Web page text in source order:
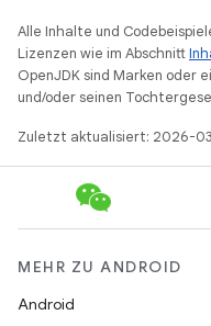
Alle Inhalte und
Lizenzen wie im Abschnitt
OpenJDK sind Marken oder
und/oder seinen
Zuletzt aktualisiert: 2026-
MEHR ZU ANDROID
Android